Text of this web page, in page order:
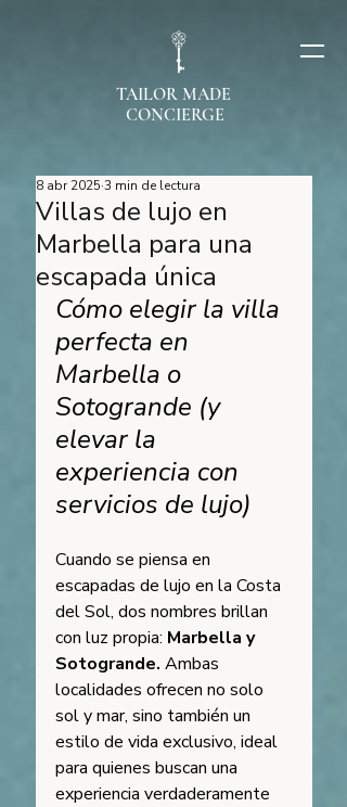
TAILOR MADE
CONCIERGE
Villas de lujo en
Marbella para una
escapada única
8 abr 2025 3 min de lectura
Cómo elegir la villa
perfecta en
Marbella o
Sotogrande (y
elevar la
experiencia con
servicios de lujo)
Cuando se piensa en
escapadas de lujo en la Costa
del Sol, dos nombres brillan
con luz propia: Marbella y
Sotogrande. Ambas
localidades ofrecen no solo
sol y mar, sino también un
estilo de vida exclusivo, ideal
para quienes buscan una
experiencia verdaderamente